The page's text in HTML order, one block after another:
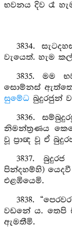
භවනය දිව රෑ
3834.
වැයෙත්. හැම
3835. මම
සොම්නස්
සුමේධ බුදුරජුන්
3836.
නිමන්ත්‍රණය
වූ ප්‍රාඥ වූ ඒ
3837.
පින්දහම්හි)
එළඹියෙමි.
3838.
වඩනේ ය. තෙපි
ඇමතීමි.